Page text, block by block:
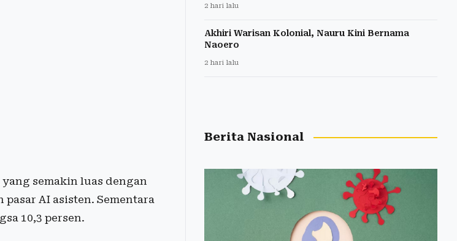
semakin luas dengan
AI asisten. Sementara
10,3 persen.
2 hari lalu
Akhiri Warisan Kolonial, Nauru Kini Bernama
Naoero
2 hari lalu
Berita Nasional